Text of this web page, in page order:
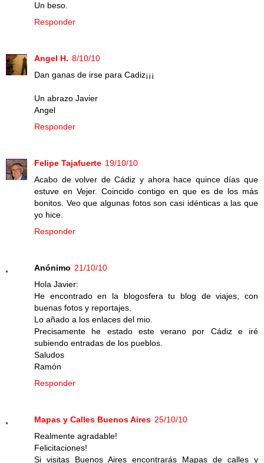
Un beso.
Responder
Angel H. 8/10/10
Dan ganas de irse para Cadiz¡¡¡
Un abrazo Javier
Angel
Responder
Felipe Tajafuerte 19/10/10
Acabo de volver de Cádiz y ahora hace quince días que
estuve en Vejer. Coincido contigo en que es de los más
bonitos. Veo que algunas fotos son casi idénticas a las que
yo hice.
Responder
Anónimo 21/10/10
Hola Javier:
He encontrado en la blogosfera tu blog de viajes, con
buenas fotos y reportajes.
Lo añado a los enlaces del mio.
Precisamente he estado este verano por Cádiz e iré
subiendo entradas de los pueblos.
Saludos
Ramón
Responder
Mapas y Calles Buenos Aires 25/10/10
Realmente agradable!
Felicitaciones!
Si visitas Buenos Aires encontrarás Mapas de calles y